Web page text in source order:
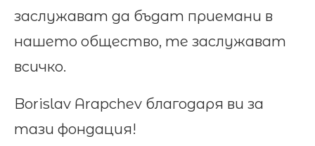
заслужават да бъдат приемани в
нашето общество, те заслужават
всичко.
Borislav Arapchev благодаря ви за
тази фондация!